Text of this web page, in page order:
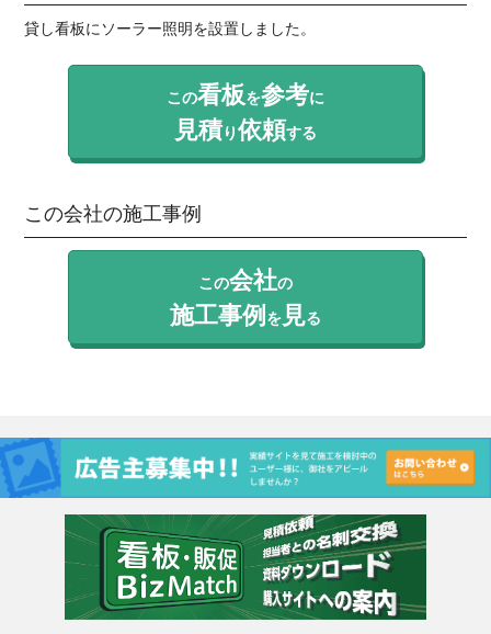
貸し看板にソーラー照明を設置しました。
この看板を参考に
見積り依頼する
この会社の施工事例
この会社の
施工事例を 見る